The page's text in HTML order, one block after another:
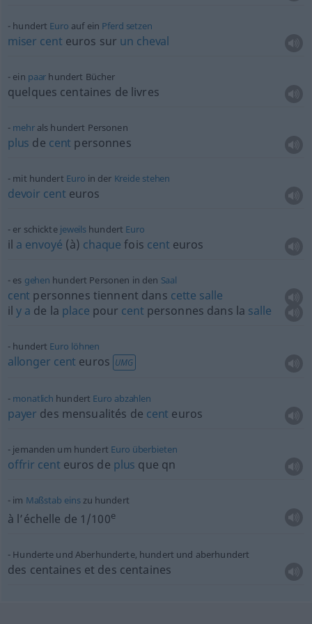
hundert Euro auf ein Pferd setzen
miser cent euros sur un cheval
ein paar hundert Bücher
quelques centaines de livres
mehrals hundert Personen
plus de cent personnes
mit hundert Euro in der Kreide stehen
devoir cent euros
er schickte jeweils hundert Euro
il a envoyé (à) chaque fois cent euros
es gehen hundert Personen in den Saal
cent personnes tiennent dans cette salle
ily a de la place pour cent personnes dans la salle
hundert Euro löhnen
allonger cent euros UMG
monatlich hundert Euro abzahlen
payer des mensualités de cent euros
jemanden um hundert Euro überbieten
offrir cent euros de plus que qn
im Maßstab einszu hundert
à l’échelle de 1/100e
Hunderte und Aberhunderte, hundert und aberhundert
des centaines et des centaines